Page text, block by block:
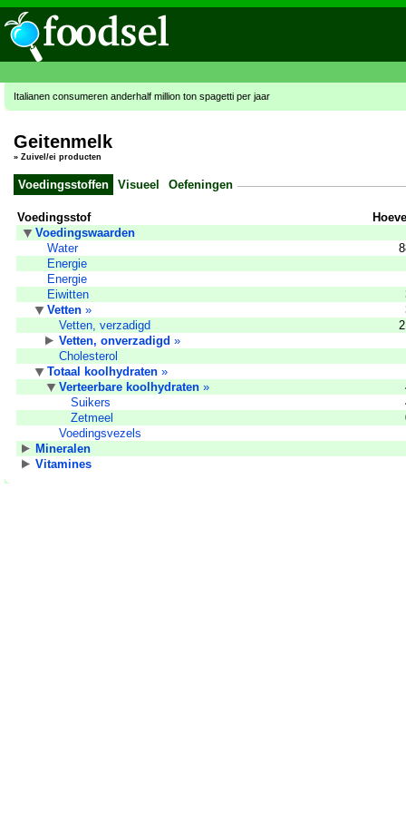
Italianen consumeren anderhalf million ton spagetti per jaar
Geitenmelk
» Zuivel/ei producten
Voedingsstoffen Visueel Oefeningen
Voedingsstof
Voedingswaarden
Water
Energie
Energie
Eiwitten
Vetten »
Vetten, verzadigd
Vetten, onverzadigd »
Cholesterol
Totaal koolhydraten »
Verteerbare koolhydraten »
Suikers
Zetmeel
Voedingsvezels
Mineralen
Vitamines